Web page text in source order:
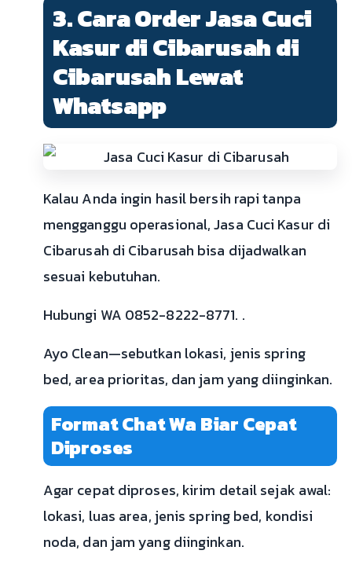
3. Cara Order Jasa Cuci
Kasur di Cibarusah di
Cibarusah Lewat
Whatsapp
Kalau Anda ingin hasil bersih rapi tanpa
mengganggu operasional, Jasa Cuci Kasur di
Cibarusah di Cibarusah bisa dijadwalkan
sesuai kebutuhan.
Hubungi WA 0852-8222-8771. .
Ayo Clean—sebutkan lokasi, jenis spring
bed, area prioritas, dan jam yang diinginkan.
Format Chat Wa Biar Cepat
Diproses
Agar cepat diproses, kirim detail sejak awal:
lokasi, luas area, jenis spring bed, kondisi
noda, dan jam yang diinginkan.